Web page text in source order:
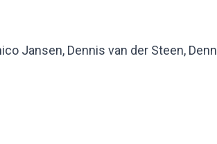
Jansen, Dennis van der Steen,